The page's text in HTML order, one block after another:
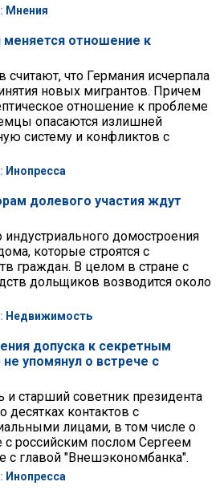
Мнения
меняется отношение к
что Германия исчерпала
новых мигрантов. Причем
отношение к проблеме
опасаются излишней
систему и конфликтов с
Инопресса
долевого участия ждут
домостроения
которые строятся с
граждан. В целом в стране с
дольщиков возводится около
Недвижимость
допуска к секретным
упомянул о встрече с
старший советник президента
десятках контактов с
лицами, в том числе о
с российским послом Сергеем
с главой "Внешэкономбанка".
Инопресса